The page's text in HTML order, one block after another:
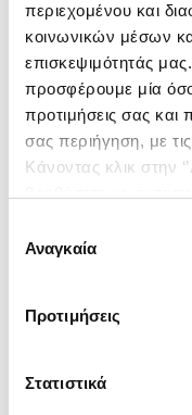
περιεχομένου και
κοινωνικών μέσων
επισκεψιμότητάς
προσφέρουμε μία όσο
προτιμήσεις σας και
σας περιήγηση, με
Κάνοντας κλικ στην ‘’
ενδιαφέρουν και να
συγκατάθεσης
Αναγκαία
Προτιμήσεις
Στατιστικά